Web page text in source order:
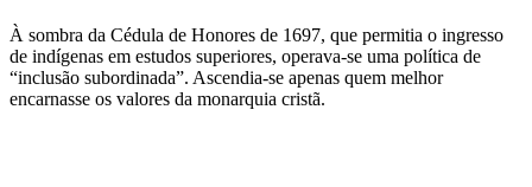
À sombra da Cédula de Honores de 1697, que permitia o ingresso
de indígenas em estudos superiores, operava-se uma política de
“inclusão subordinada”. Ascendia-se apenas quem melhor
encarnasse os valores da monarquia cristã.